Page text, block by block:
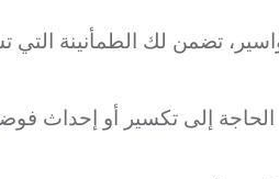
تضمن لك الطمأنينة
إلى تكسير أو إحداث